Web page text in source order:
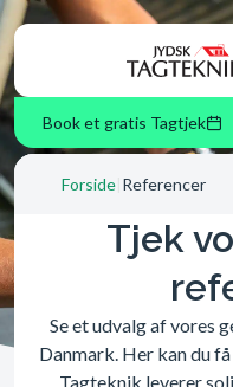
Book et gratis Tagtjek
Forside Referencer
Tjek
Se et udvalg af vores
Danmark. Her kan du
Tagteknik leverer